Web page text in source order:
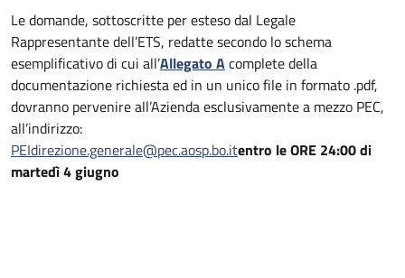
Le domande, sottoscritte per esteso dal Legale
Rappresentante dell’ETS, redatte secondo lo schema
esemplificativo di cui all’Allegato Acomplete della
documentazione richiesta ed in un unico file in formato .pdf,
dovranno pervenire all’Azienda esclusivamente a mezzo PEC,
all’indirizzo:
PEIdirezione.generale@pec.aosp.bo.itentro le ORE 24:00 di
martedì 4 giugno